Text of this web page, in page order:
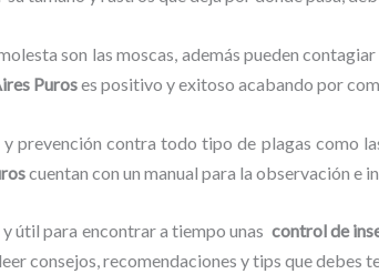
son las moscas, además pueden
Puroses positivo y exitoso acabando por
prevención contra todo tipo de plagas como
cuentan con un manual para la observación e
útil para encontrar a tiempo unas control de
consejos, recomendaciones y tips que debes